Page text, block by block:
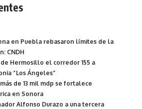
en Puebla rebasaron límites de la
CNDH
Hermosillo el corredor 155 a
“Los Ángeles”
de 13 mil mdp se fortalece
en Sonora
Alfonso Durazo a una tercera